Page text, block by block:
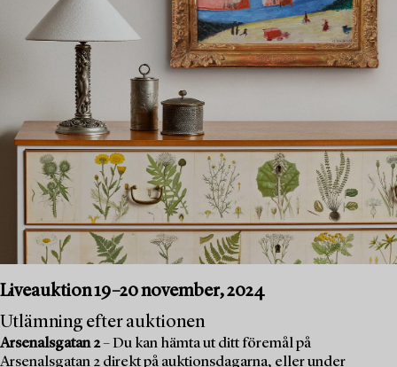
Liveauktion 19–20 november, 2024
Utlämning efter auktionen
Arsenalsgatan 2– Du kan hämta ut ditt föremål på
Arsenalsgatan 2 direkt på auktionsdagarna, eller under